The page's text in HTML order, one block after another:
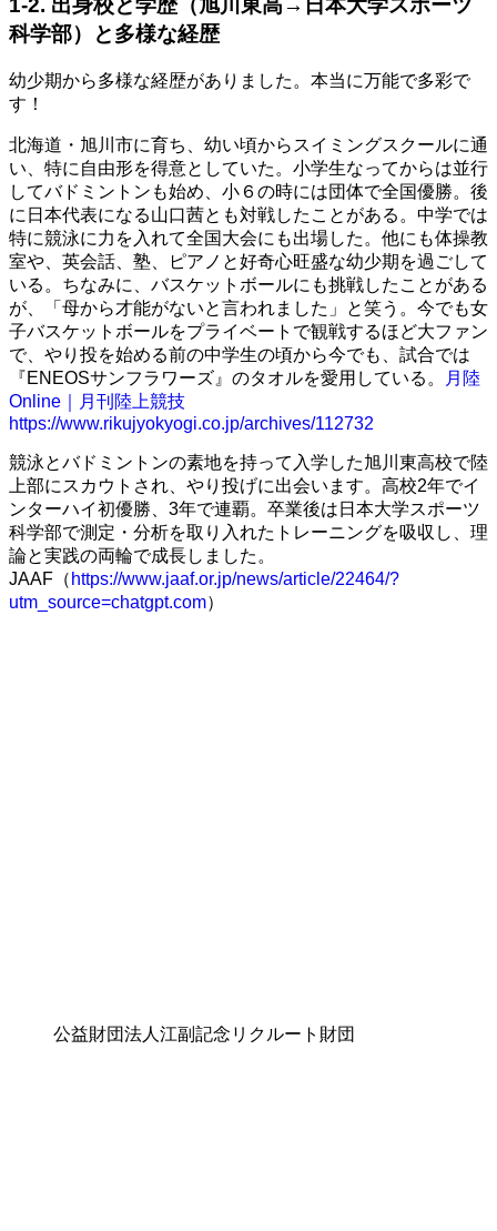
1-2. 出身校と学歴（旭川東高→日本大学スポーツ
科学部）と多様な経歴
幼少期から多様な経歴がありました。本当に万能で多彩で
す！
北海道・旭川市に育ち、幼い頃からスイミングスクールに通
い、特に自由形を得意としていた。小学生なってからは並行
してバドミントンも始め、小６の時には団体で全国優勝。後
に日本代表になる山口茜とも対戦したことがある。中学では
特に競泳に力を入れて全国大会にも出場した。他にも体操教
室や、英会話、塾、ピアノと好奇心旺盛な幼少期を過ごして
いる。ちなみに、バスケットボールにも挑戦したことがある
が、「母から才能がないと言われました」と笑う。今でも女
子バスケットボールをプライベートで観戦するほど大ファン
で、やり投を始める前の中学生の頃から今でも、試合では
『ENEOSサンフラワーズ』のタオルを愛用している。
月陸
Online｜月刊陸上競技
https://www.rikujyokyogi.co.jp/archives/112732
競泳とバドミントンの素地を持って入学した旭川東高校で陸
上部にスカウトされ、やり投げに出会います。高校2年でイ
ンターハイ初優勝、3年で連覇。卒業後は日本大学スポーツ
科学部で測定・分析を取り入れたトレーニングを吸収し、理
論と実践の両輪で成長しました。
JAAF（ https://www.jaaf.or.jp/news/article/22464/?
utm_source=chatgpt.com）
公益財団法人江副記念リクルート財団